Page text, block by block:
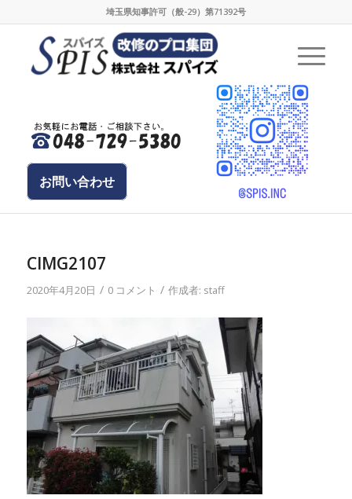
埼玉県知事許可（般-29）第71392号
お問い合わせ
CIMG2107
2020年4月20日 / 0 コメント / 作成者: staff